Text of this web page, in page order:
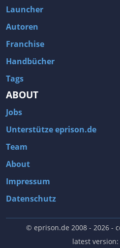
Launcher
Autoren
Franchise
Handbücher
Tags
ABOUT
Jobs
Unterstütze eprison.de
Team
About
Impressum
Datenschutz
© eprison.de 2008 - 2026-
latest version: